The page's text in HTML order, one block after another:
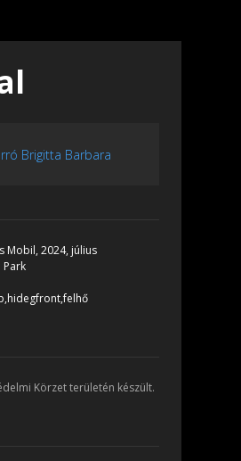
Brigitta Barbara
Mobil, 2024, július
Park
Körzet területén készült.